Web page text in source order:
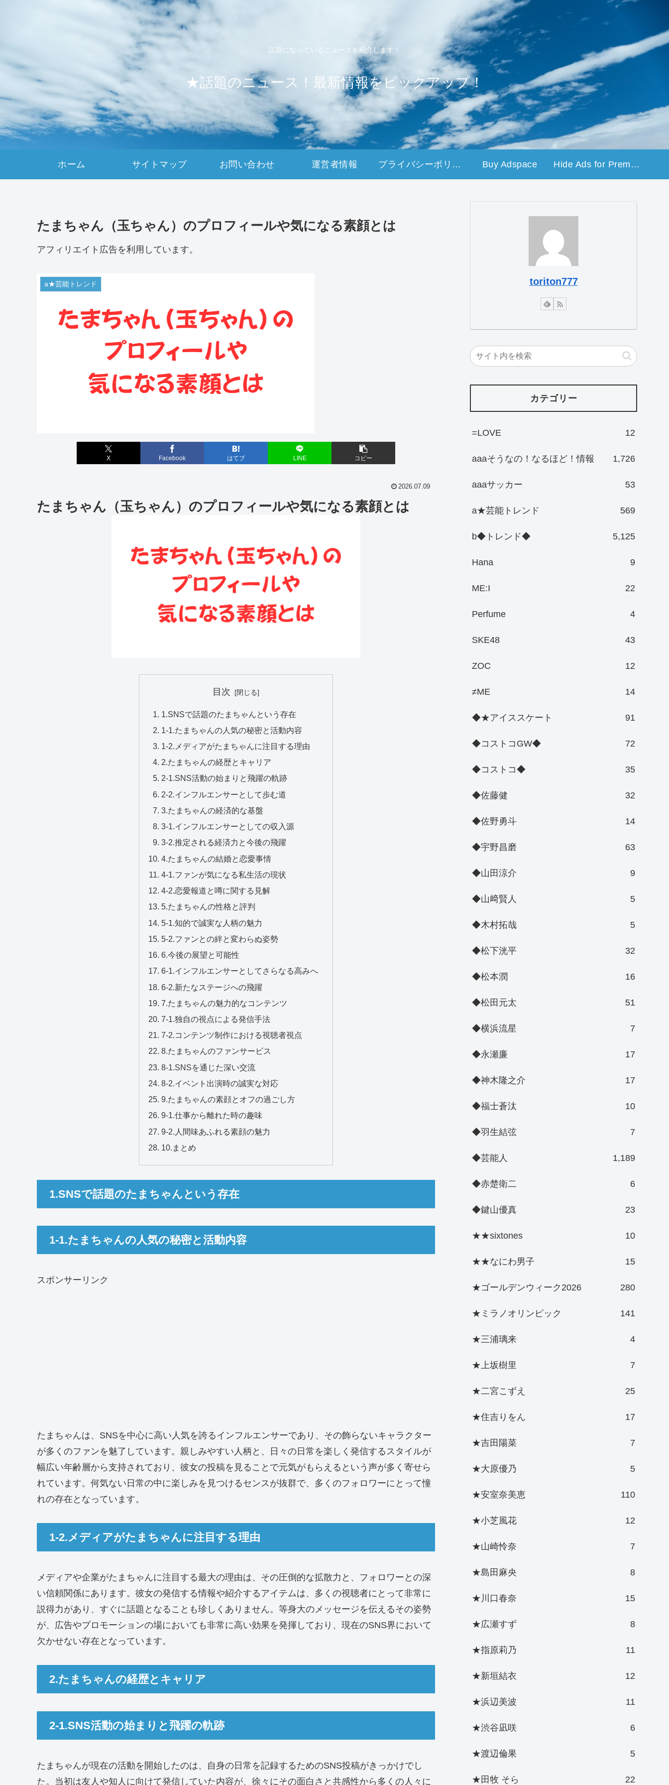
話題になっているニュースを紹介します！
★話題のニュース！最新情報をピックアップ！
ホーム サイトマップ お問い合わせ 運営者情報 プライバシーポリシー Buy Adspace Hide Ads for Premium Members
たまちゃん（玉ちゃん）のプロフィールや気になる素顔とは
アフィリエイト広告を利用しています。
a★芸能トレンド
X Facebook はてブ LINE コピー
2026.07.09
たまちゃん（玉ちゃん）のプロフィールや気になる素顔とは
目次
1.SNSで話題のたまちゃんという存在
1-1.たまちゃんの人気の秘密と活動内容
1-2.メディアがたまちゃんに注目する理由
2.たまちゃんの経歴とキャリア
2-1.SNS活動の始まりと飛躍の軌跡
2-2.インフルエンサーとして歩む道
3.たまちゃんの経済的な基盤
3-1.インフルエンサーとしての収入源
3-2.推定される経済力と今後の飛躍
4.たまちゃんの結婚と恋愛事情
4-1.ファンが気になる私生活の現状
4-2.恋愛報道と噂に関する見解
5.たまちゃんの性格と評判
5-1.知的で誠実な人柄の魅力
5-2.ファンとの絆と変わらぬ姿勢
6.今後の展望と可能性
6-1.インフルエンサーとしてさらなる高みへ
6-2.新たなステージへの飛躍
7.たまちゃんの魅力的なコンテンツ
7-1.独自の視点による発信手法
7-2.コンテンツ制作における視聴者視点
8.たまちゃんのファンサービス
8-1.SNSを通じた深い交流
8-2.イベント出演時の誠実な対応
9.たまちゃんの素顔とオフの過ごし方
9-1.仕事から離れた時の趣味
9-2.人間味あふれる素顔の魅力
10.まとめ
1.SNSで話題のたまちゃんという存在
1-1.たまちゃんの人気の秘密と活動内容
スポンサーリンク
たまちゃんは、SNSを中心に高い人気を誇るインフルエンサーであり、その飾らないキャラクター
が多くのファンを魅了しています。親しみやすい人柄と、日々の日常を楽しく発信するスタイルが
幅広い年齢層から支持されており、彼女の投稿を見ることで元気がもらえるという声が多く寄せら
れています。何気ない日常の中に楽しみを見つけるセンスが抜群で、多くのフォロワーにとって憧
れの存在となっています。
1-2.メディアがたまちゃんに注目する理由
メディアや企業がたまちゃんに注目する最大の理由は、その圧倒的な拡散力と、フォロワーとの深
い信頼関係にあります。彼女の発信する情報や紹介するアイテムは、多くの視聴者にとって非常に
説得力があり、すぐに話題となることも珍しくありません。等身大のメッセージを伝えるその姿勢
が、広告やプロモーションの場においても非常に高い効果を発揮しており、現在のSNS界において
欠かせない存在となっています。
2.たまちゃんの経歴とキャリア
2-1.SNS活動の始まりと飛躍の軌跡
たまちゃんが現在の活動を開始したのは、自身の日常を記録するためのSNS投稿がきっかけでし
た。当初は友人や知人に向けて発信していた内容が、徐々にその面白さと共感性から多くの人々に
toriton777
カテゴリー
=LOVE 12
aaaそうなの！なるほど！情報 1,726
aaaサッカー 53
a★芸能トレンド 569
b◆トレンド◆ 5,125
Hana 9
ME:I 22
Perfume 4
SKE48 43
ZOC 12
≠ME 14
◆★アイススケート 91
◆コストコGW◆ 72
◆コストコ◆ 35
◆佐藤健 32
◆佐野勇斗 14
◆宇野昌磨 63
◆山田涼介 9
◆山﨑賢人 5
◆木村拓哉 5
◆松下洸平 32
◆松本潤 16
◆松田元太 51
◆横浜流星 7
◆永瀬廉 17
◆神木隆之介 17
◆福士蒼汰 10
◆羽生結弦 7
◆芸能人 1,189
◆赤楚衛二 6
◆鍵山優真 23
★★sixtones 10
★★なにわ男子 15
★ゴールデンウィーク2026 280
★ミラノオリンピック 141
★三浦璃来 4
★上坂樹里 7
★二宮こずえ 25
★住吉りをん 17
★吉田陽菜 7
★大原優乃 5
★安室奈美恵 110
★小芝風花 12
★山崎怜奈 7
★島田麻央 8
★川口春奈 15
★広瀬すず 8
★指原莉乃 11
★新垣結衣 12
★浜辺美波 11
★渋谷凪咲 6
★渡辺倫果 5
★田牧 そら 22